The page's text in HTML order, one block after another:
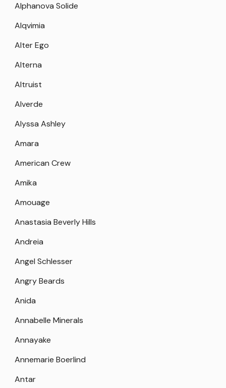
Alphanova Solide
Alqvimia
Alter Ego
Alterna
Altruist
Alverde
Alyssa Ashley
Amara
American Crew
Amika
Amouage
Anastasia Beverly Hills
Andreia
Angel Schlesser
Angry Beards
Anida
Annabelle Minerals
Annayake
Annemarie Boerlind
Antar